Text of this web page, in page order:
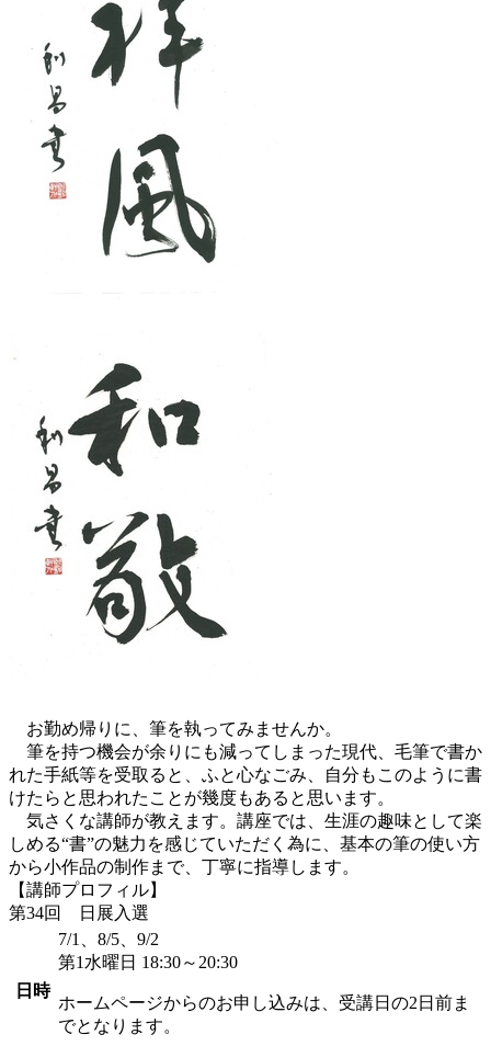
お勤め帰りに、筆を執ってみませんか。
筆を持つ機会が余りにも減ってしまった現代、毛筆で書か
れた手紙等を受取ると、ふと心なごみ、自分もこのように書
けたらと思われたことが幾度もあると思います。
気さくな講師が教えます。講座では、生涯の趣味として楽
しめる“書”の魅力を感じていただく為に、基本の筆の使い方
から小作品の制作まで、丁寧に指導します。
【講師プロフィル】
第34回 日展入選
日時
7/1、8/5、9/2
第1水曜日 18:30～20:30
ホームページからのお申し込みは、受講日の2日前ま
でとなります。